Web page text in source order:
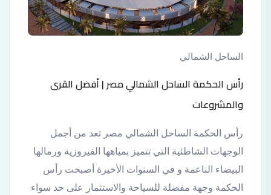
الساحل الشمالي
رأس الحكمة الساحل الشمالي مصر | أفضل القرى
والمشروعات
رأس الحكمة الساحل الشمالي مصر تعد من أجمل
الوجهات الشاطئية التي تتميز بمياهها الفيروزية ورمالها
البيضاء الناعمة و في السنوات الأخيرة أصبحت رأس
الحكمة وجهة مفضلة للسياحة والاستثمار على حد سواء